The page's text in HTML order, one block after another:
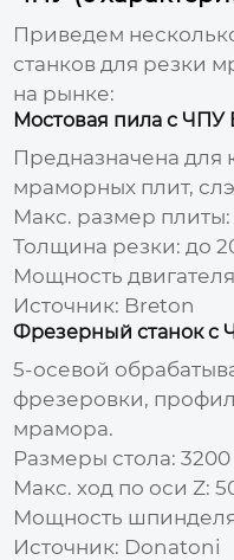
Приведем
станков для резки
на рынке:
Мостовая пила с ЧПУ
Предназначена для
мраморных плит,
Макс. размер
Толщина резки: до
Мощность
Источник: Breton
Фрезерный станок с
5-осевой
фрезеровки,
мрамора.
Размеры стола: 3200
Макс. ход по оси Z:
Мощность шпинделя:
Источник: Donatoni